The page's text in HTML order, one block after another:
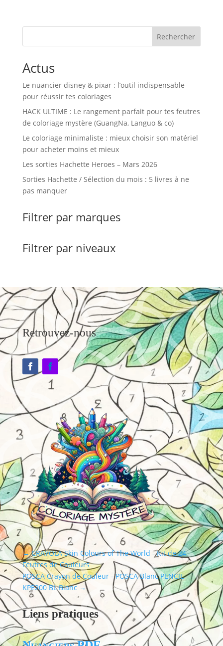
Rechercher
Actus
Le nuancier disney & pixar : l’outil indispensable
pour réussir tes coloriages
HACK ULTIME : Le rangement parfait pour tes feutres
de coloriage mystère (GuangNa, Languo & co)
Le coloriage minimaliste : mieux choisir son matériel
pour acheter moins et mieux
Les sorties Hachette Heroes – Mars 2026
Sorties Hachette / Sélection du mois : 5 livres à ne
pas manquer
Filtrer par marques
Filtrer par niveaux
Retrouvez-nous
←CRAYOLA Skin Colours of The World - Kit de 24
Feutres de Couleurs
POSCA Crayon de Couleur - POSCA Blanc PENCIL
KPE200 BL Blanc→
Liens pratiques